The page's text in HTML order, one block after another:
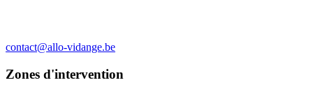
contact@allo-vidange.be
Zones d'intervention